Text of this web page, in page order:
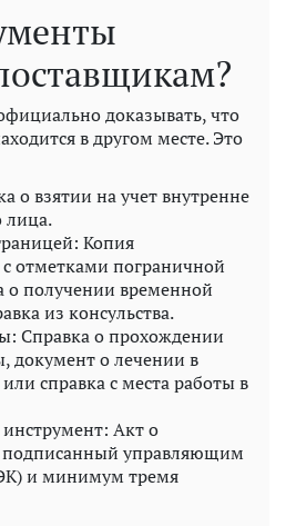
доказывать, что
в другом месте. Это
о взятии на учет внутренне
лица.
Копия
с отметками пограничной
о получении временной
из консульства.
Справка о прохождении
документ о лечении в
справка с места работы в
Акт о
управляющим
и минимум тремя